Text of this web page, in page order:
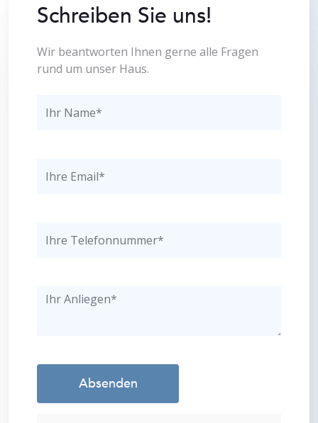
Schreiben Sie uns!
Wir beantworten Ihnen gerne alle Fragen
rund um unser Haus.